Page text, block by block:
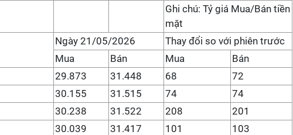
Ghi chú: Tỷ giá Mua/Bán tiền
mặt
Ngày 21/05/2026
Thay đổi so với phiên trước
Mua
Bán Mua
Bán
29.873 31.448 68
72
30.155 31.515 74
74
30.238 31.522 208
201
30.039 31.417 101
103